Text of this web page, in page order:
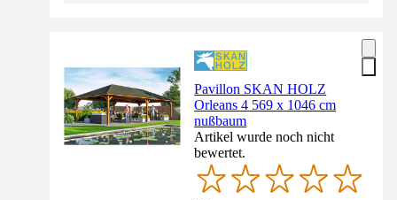
Pavillon SKAN HOLZ
Orleans 4 569 x 1046 cm
nußbaum
Artikel wurde noch nicht
bewertet.